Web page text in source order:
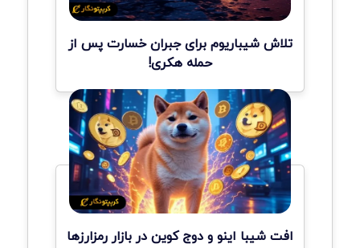
تلاش شیباریوم برای جبران خسارت پس از
حمله هکری!
افت شیبا اینو و دوج کوین در بازار رمزارزها